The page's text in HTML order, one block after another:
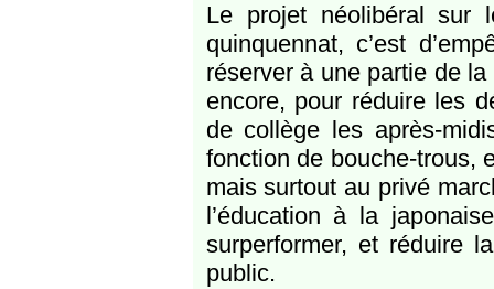
Le projet néolibéral sur
quinquennat, c’est
réserver à une partie de
encore, pour réduire les
de collège les après-
fonction de bouche-trous,
mais surtout au privé
l’éducation à la
surperformer, et réduire
public.